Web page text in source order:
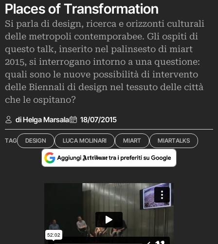
Places of Transformation
Si parla di design, ricerca e orizzonti culturali
delle metropoli contemporabee. Gli ospiti di
questo talk, inserito nel palinsesto di miart
2015, si interrogano intorno a una questione:
quali sono le nuove possibilità di intervento
delle Biennali di design nel tessuto delle città
che le ospitano?
di Helga Marsala 18/07/2015
TAG DESIGN LUCA MOLINARI MIART MIARTALKS